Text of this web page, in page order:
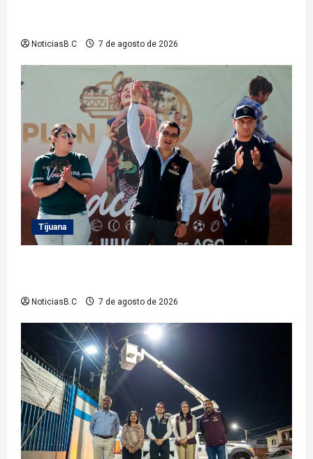
NoticiasB.C 7 de agosto de 2026
Tijuana
NoticiasB.C 7 de agosto de 2026